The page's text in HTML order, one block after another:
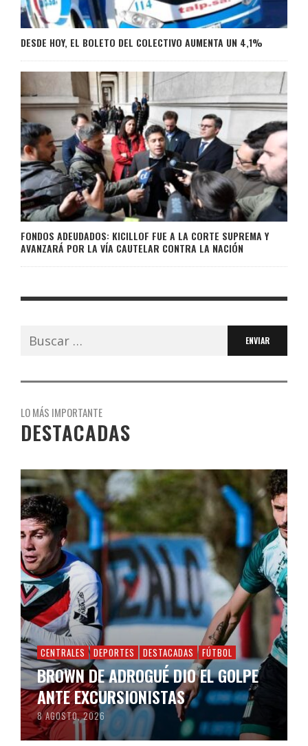
DESDE HOY, EL BOLETO DEL COLECTIVO AUMENTA UN 4,1%
FONDOS ADEUDADOS: KICILLOF FUE A LA CORTE SUPREMA Y
AVANZARÁ POR LA VÍA CAUTELAR CONTRA LA NACIÓN
Buscar:
LO MÁS IMPORTANTE
DESTACADAS
CENTRALES DEPORTES DESTACADAS FÚTBOL
BROWN DE ADROGUÉ DIO EL GOLPE
ANTE EXCURSIONISTAS
8 AGOSTO, 2026